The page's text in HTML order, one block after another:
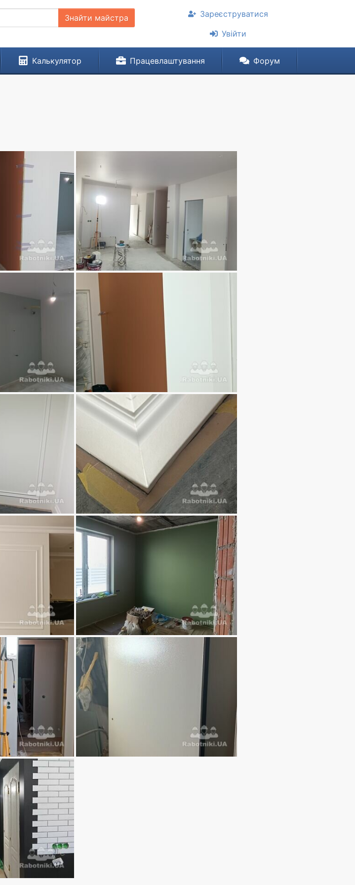
Знайти майстра
Зареєструватися
Увійти
Калькулятор Працевлаштування Форум